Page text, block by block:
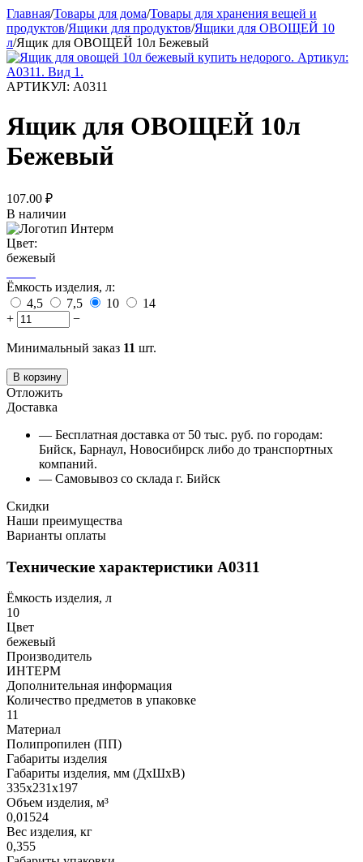
Главная/Товары для дома/Товары для хранения вещей и
продуктов/Ящики для продуктов/Ящики для ОВОЩЕЙ 10
л/Ящик для ОВОЩЕЙ 10л Бежевый
АРТИКУЛ: А0311
Ящик для ОВОЩЕЙ 10л
Бежевый
107.00 ₽
В наличии
Цвет:
бежевый
Ёмкость изделия, л:
4,5
7,5 10
14
+
−
Минимальный заказ 11 шт.
В корзину
Отложить
Доставка
— Бесплатная доставка от 50 тыс. руб. по городам:
Бийск, Барнаул, Новосибирск либо до транспортных
компаний.
— Самовывоз со склада г. Бийск
Скидки
Наши преимущества
Варианты оплаты
Технические характеристики А0311
Ёмкость изделия, л
10
Цвет
бежевый
Производитель
ИНТЕРМ
Дополнительная информация
Количество предметов в упаковке
11
Материал
Полипропилен (ПП)
Габариты изделия
Габариты изделия, мм (ДхШхВ)
335х231х197
Объем изделия, м³
0,01524
Вес изделия, кг
0,355